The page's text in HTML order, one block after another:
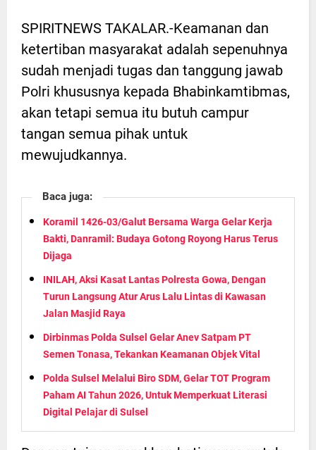
SPIRITNEWS TAKALAR.-Keamanan dan
ketertiban masyarakat adalah sepenuhnya
sudah menjadi tugas dan tanggung jawab
Polri khususnya kepada Bhabinkamtibmas,
akan tetapi semua itu butuh campur
tangan semua pihak untuk
mewujudkannya.
Baca juga:
Koramil 1426-03/Galut Bersama Warga Gelar Kerja
Bakti, Danramil: Budaya Gotong Royong Harus Terus
Dijaga
INILAH, Aksi Kasat Lantas Polresta Gowa, Dengan
Turun Langsung Atur Arus Lalu Lintas di Kawasan
Jalan Masjid Raya
Dirbinmas Polda Sulsel Gelar Anev Satpam PT
Semen Tonasa, Tekankan Keamanan Objek Vital
Polda Sulsel Melalui Biro SDM, Gelar TOT Program
Paham AI Tahun 2026, Untuk Memperkuat Literasi
Digital Pelajar di Sulsel